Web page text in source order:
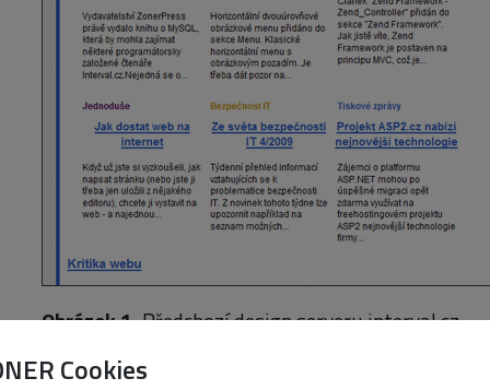
Cookies
Obrázek 1.Předchozí design serveru interval.cz.
Tvůrcem současného vzhledu jsem já a doufám,